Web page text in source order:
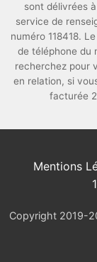
sont délivrées
service de
numéro 118418.
de téléphone du
recherchez pour
en relation, si
facturée
Mentions
Copyright 2019-